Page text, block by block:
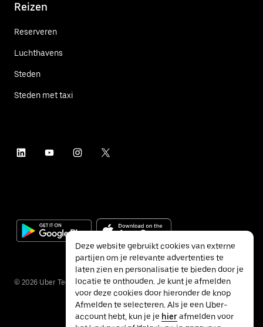
Reizen
Reserveren
Luchthavens
Steden
Steden met taxi
© 2026 Uber Technologies Inc.
Deze website gebruikt cookies van externe
partijen om je relevante advertenties te
laten zien en personalisatie te bieden door je
locatie te onthouden. Je kunt je afmelden
voor deze cookies door hieronder de knop
Afmelden te selecteren. Als je een Uber-
account hebt, kun je je hierafmelden voor